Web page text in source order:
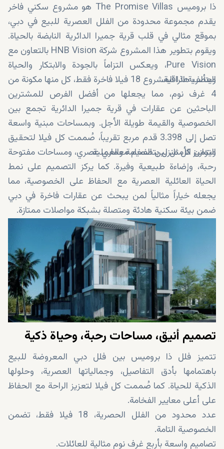
ذا بروميس The Promise Villas هو مشروع سكني فاخر
يقدم مجموعة محدودة من الفلل العصرية للبيع في دبي،
بموقع مثالي في قلب قرية جميرا الدائرية النابضة بالحياة.
ويقوم بتطوير هذا المشروع شركة HNB Vision بالتعاون مع
Pure Vision، ويعكس التزاماً بالجودة والابتكار والحياة
العصرية الراقية.
ويتألف هذا المشروع 18 فيلا فاخرة فقط، كل منها مكونة من
4 غرف نوم، مما يجعلها من أفضل الفرص للمشترين
الباحثين عن عقارات في قرية جميرا الدائرية تجمع بين
الخصوصية والقيمة طويلة الأجل. وبمساحات مبنية واسعة
تصل إلى 3.398 قدم مربع تقريباً، صُممت كل فيلا لتحقيق
التوازن الأمثل بين الفخامة والعملية.
ويتميز كل منزل بتصميم معماري عصري، ومساحات مفتوحة
رحبة، وإضاءة طبيعية وفيرة. كما يركز التصميم على نمط
الحياة العائلية العصرية مع الحفاظ على الخصوصية، مما
يجعله خياراً مثالياً لمن يبحث عن عقارات فاخرة في دبي
ضمن بيئة سكنية هادئة ومتصلة بشبكة مواصلات ممتازة.
تصميم أنيق، مساحات رحبة، وحياة ذكية
تتميز فلل ذا بروميس بين فلل دبي المعروضة للبيع
باهتمامها بأدق التفاصيل، وجمالياتها العصرية، وحلولها
الذكية للحياة. كما صُممت كل فيلا لتعزيز الراحة مع الحفاظ
على أعلى معايير الفخامة.
عدد محدود من الفلل الحصرية، 18 فيلا فقط، تضمن
الخصوصية التامة.
تصاميم واسعة بأربع غرف نوم مثالية للعائلات.